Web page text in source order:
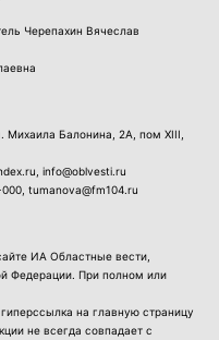
Черепахин Вячеслав
Михаила Балонина, 2А, пом XIII,
info@oblvesti.ru
, tumanova@fm104.ru
ИА Областные вести,
Федерации. При полном или
на главную страницу
не всегда совпадает с